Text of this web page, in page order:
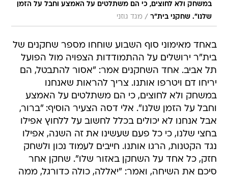
במשחק ולא לחוצים, כי הם משתלטים על האמצע וחבל על הזמן
שלנו". שחקני בית"ר / מגד גוזני
באחד מאימוני סוף השבוע שוחחו מספר שחקנים של
בית"ר ירושלים על ההתמודדות הצפויה מול הפועל
תל אביב. אחד השחקנים אמר: "אסור להתבטל, הם
יריחו דם ויטרפו אותנו. צריך להראות שאנחנו
במשחק ולא לחוצים, כי הם משתלטים על האמצע
וחבל על הזמן שלנו". אלי דסה הצעיר הוסיף: "ברור,
אבל אנחנו לא יכולים בכלל לחשוב על ללחוץ אפילו
בחצי שלנו, כי כל פעם שעשינו את זה השנה, אפילו
נגד הקטנות, הרגו אותנו. חייבים לעמוד נכון ולשחק
חזק, כל אחד על השחקן באזור שלו". שחקן אחר
סיכם את השיחה, ואמר: "יאללה, כולה כדורגל, ממה